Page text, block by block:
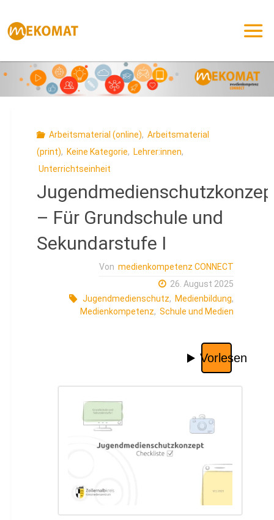
Inhalt
springen
Arbeitsmaterial (online), Arbeitsmaterial
(print), Keine Kategorie, Lehrer:innen,
Unterrichtseinheit
– Für Grundschule und
Sekundarstufe I
Von medienkompetenz CONNECT
26. August 2025
Jugendmedienschutz, Medienbildung,
Medienkompetenz, Schule und Medien